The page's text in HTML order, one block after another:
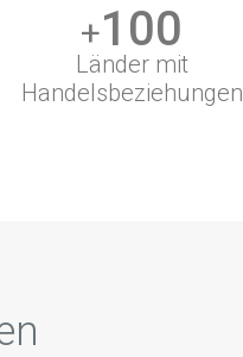
+100
Länder mit
Handelsbeziehungen